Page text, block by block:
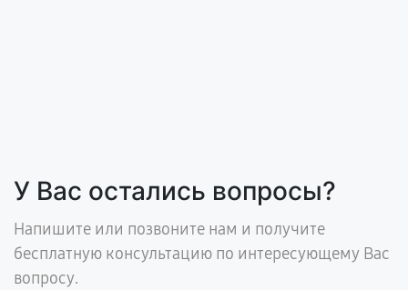
У Вас остались вопросы?
Напишите или позвоните нам и получите
бесплатную консультацию по интересующему Вас
вопросу.